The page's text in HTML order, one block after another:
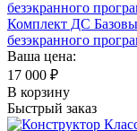
Комплект ДС
безэкранного
Ваша цена:
17 000 ₽
В корзину
Быстрый заказ